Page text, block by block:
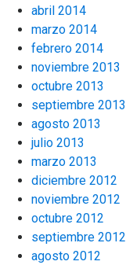
abril 2014
marzo 2014
febrero 2014
noviembre 2013
octubre 2013
septiembre 2013
agosto 2013
julio 2013
marzo 2013
diciembre 2012
noviembre 2012
octubre 2012
septiembre 2012
agosto 2012